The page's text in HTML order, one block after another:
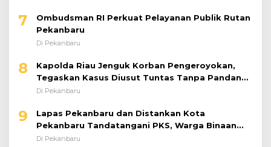
7
Ombudsman RI Perkuat Pelayanan Publik Rutan
Pekanbaru
Di Pekanbaru
8
Kapolda Riau Jenguk Korban Pengeroyokan,
Tegaskan Kasus Diusut Tuntas Tanpa Pandang
Bulu
Di Pekanbaru
9
Lapas Pekanbaru dan Distankan Kota
Pekanbaru Tandatangani PKS, Warga Binaan
Dibekali Keterampilan Peternakan Ayam Petelur
Di Pekanbaru